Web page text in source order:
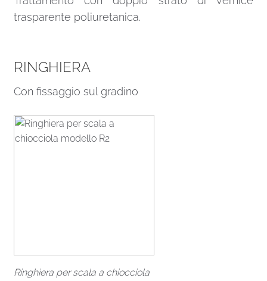
trasparente poliuretanica.
RINGHIERA
Con fissaggio sul gradino
Ringhiera per scala a chiocciola